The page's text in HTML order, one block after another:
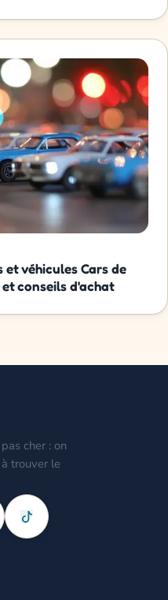
véhicules Cars de
conseils d'achat
cher : on
trouver le